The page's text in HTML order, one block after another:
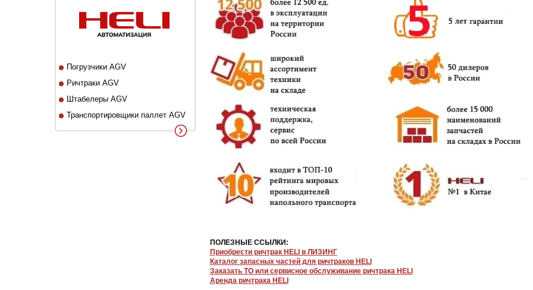
Погрузчики AGV
Ричтраки AGV
Штабелеры AGV
Транспортировщики паллет AGV
ПОЛЕЗНЫЕ ССЫЛКИ:
Приобрести ричтрак HELI в ЛИЗИНГ
Каталог запасных частей для ричтраков HELI
Заказать ТО или сервисное обслуживание ричтрака HELI
Аренда ричтрака HELI